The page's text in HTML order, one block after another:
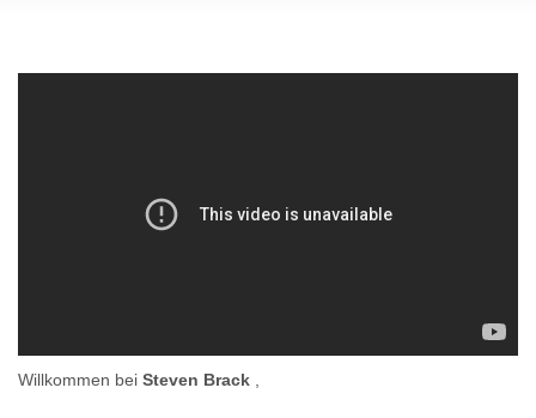
Willkommen bei Steven Brack